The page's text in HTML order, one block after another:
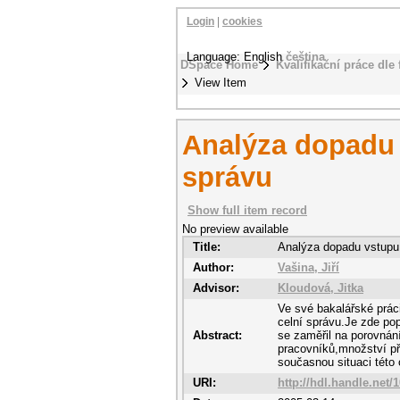
DSpace Home
Kvalifikační práce dle
View Item
Login cookies
Language: Englishčeština
Analýza
správu
Show full item record
No preview available
Title:
Analýza dopadu
Author:
Vašina, Jiří
Advisor:
Kloudová, Jitka
Abstract:
Ve své bakalářské
celní správu.Je zde
se zaměřil na
pracovníků,množství
současnou situaci této
URI:
http://hdl.handle.net/